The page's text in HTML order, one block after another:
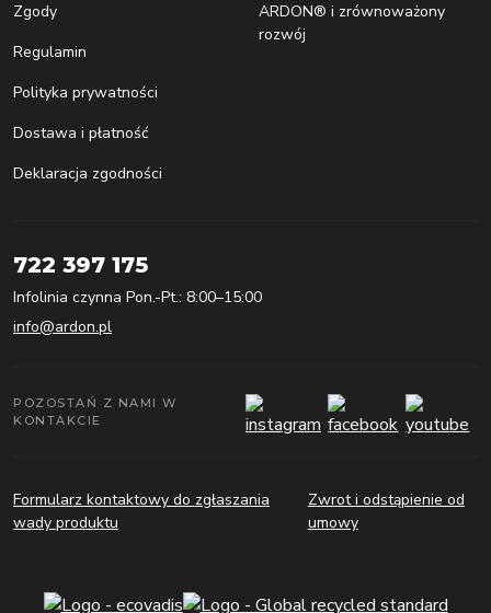
Zgody
Regulamin
Polityka prywatności
Dostawa i płatność
Deklaracja zgodności
ARDON® i zrównoważony
rozwój
722 397 175
Infolinia czynna Pon.-Pt.: 8:00–15:00
info@ardon.pl
POZOSTAŃ Z NAMI W
KONTAKCIE
Formularz kontaktowy do zgłaszania
wady produktu
Zwrot i odstąpienie od
umowy